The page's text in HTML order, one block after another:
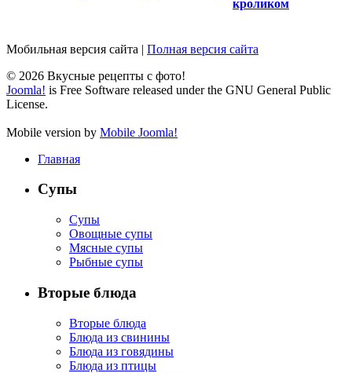
кроликом
Мобильная версия сайта | Полная версия сайта
© 2026 Вкусные рецепты с фото!
Joomla! is Free Software released under the GNU General Public
License.
Mobile version by Mobile Joomla!
Главная
Супы
Супы
Овощные супы
Мясные супы
Рыбные супы
Вторые блюда
Вторые блюда
Блюда из свинины
Блюда из говядины
Блюда из птицы